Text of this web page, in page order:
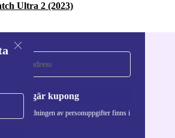
Ultra 2 (2023)
Begär kupong
om användningen av personuppgifter finns i